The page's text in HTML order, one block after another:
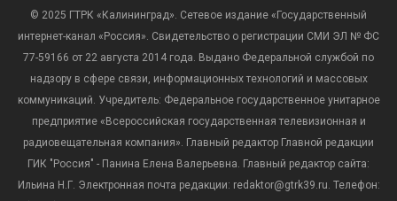
© 2025 ГТРК «Калининград». Сетевое издание «Государственный
интернет-канал «Россия». Свидетельство о регистрации СМИ ЭЛ № ФС
77-59166 от 22 августа 2014 года. Выдано Федеральной службой по
надзору в сфере связи, информационных технологий и массовых
коммуникаций. Учредитель: Федеральное государственное унитарное
предприятие «Всероссийская государственная телевизионная и
радиовещательная компания». Главный редактор Главной редакции
ГИК "Россия" - Панина Елена Валерьевна. Главный редактор сайта:
Ильина Н.Г. Электронная почта редакции: redaktor@gtrk39.ru. Телефон: